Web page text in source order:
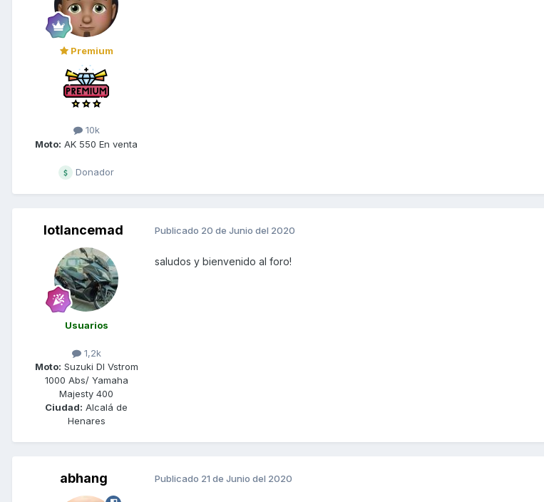
Premium
10k
Moto: AK 550 En venta
Donador
lotlancemad
Usuarios
1,2k
Moto: Suzuki Dl Vstrom
1000 Abs/ Yamaha
Majesty 400
Ciudad: Alcalá de
Henares
Publicado 20 de Junio del 2020
saludos y bienvenido al foro!
abhang Publicado 21 de Junio del 2020